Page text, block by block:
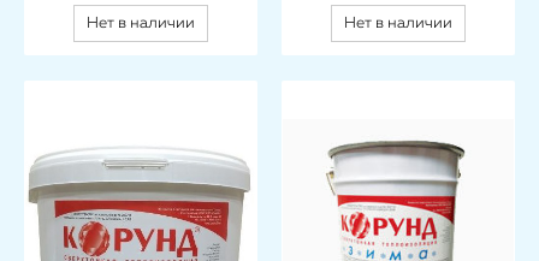
Нет в наличии Нет в наличии